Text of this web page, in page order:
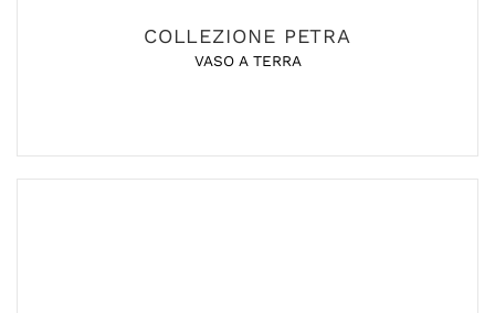
COLLEZIONE PETRA
VASO A TERRA